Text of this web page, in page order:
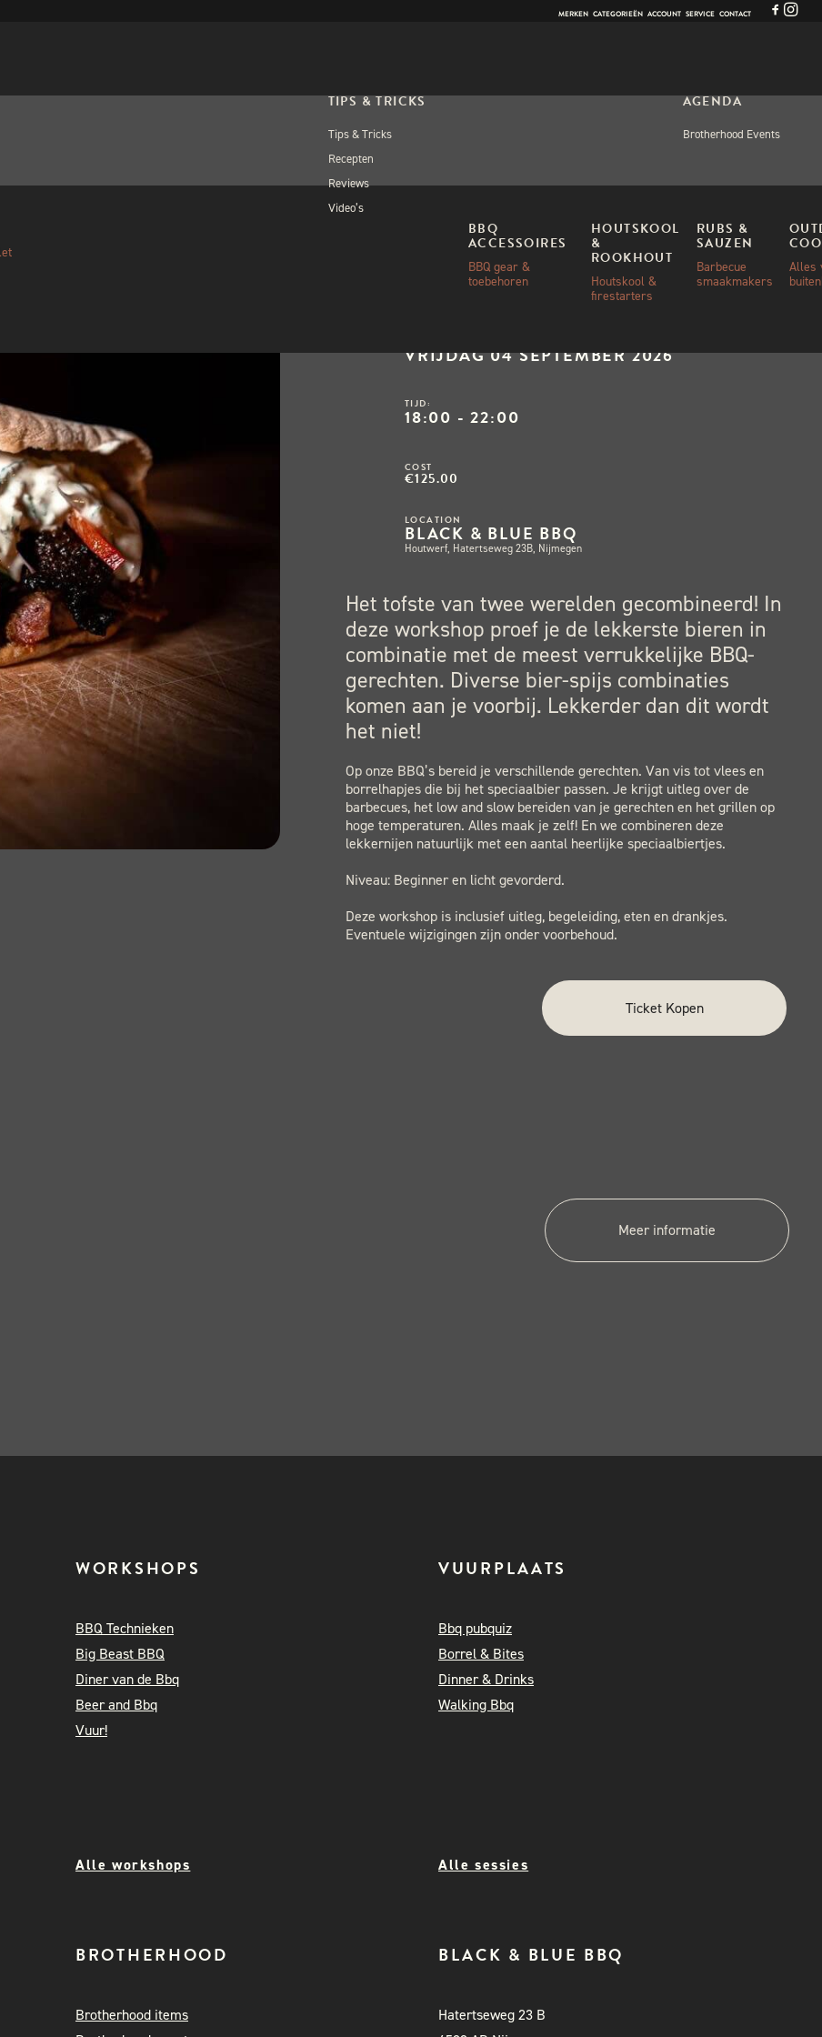
MERKEN CATEGORIEËN ACCOUNT SERVICE CONTACT
BBQ
ACCESSOIRES
BBQ gear &
toebehoren
HOUTSKOOL
&
ROOKHOUT
Houtskool &
firestarters
RUBS &
SAUZEN
Barbecue
smaakmakers
Alles
TIPS & TRICKS
Tips & Tricks
Recepten
Reviews
Video’s
AGENDA
Brotherhood Events
BEER & BBQ
VRIJDAG 04 SEPTEMBER 2026
TIJD:
18:00 - 22:00
COST
€125.00
LOCATION
BLACK & BLUE BBQ
Houtwerf, Hatertseweg 23B, Nijmegen
Het tofste van twee werelden gecombineerd! In
deze workshop proef je de lekkerste bieren in
combinatie met de meest verrukkelijke BBQ-
gerechten. Diverse bier-spijs combinaties
komen aan je voorbij. Lekkerder dan dit wordt
het niet!
Op onze BBQ’s bereid je verschillende gerechten. Van vis tot vlees en
borrelhapjes die bij het speciaalbier passen. Je krijgt uitleg over de
barbecues, het low and slow bereiden van je gerechten en het grillen op
hoge temperaturen. Alles maak je zelf! En we combineren deze
lekkernijen natuurlijk met een aantal heerlijke speciaalbiertjes.
Niveau: Beginner en licht gevorderd.
Deze workshop is inclusief uitleg, begeleiding, eten en drankjes.
Eventuele wijzigingen zijn onder voorbehoud.
Ticket Kopen
Meer informatie
WORKSHOPS
BBQ Technieken
Big Beast BBQ
Diner van de Bbq
Beer and Bbq
Vuur!
VUURPLAATS
Bbq pubquiz
Borrel & Bites
Dinner & Drinks
Walking Bbq
Alle workshops Alle sessies
BROTHERHOOD
Brotherhood items
BLACK & BLUE BBQ
Hatertseweg 23 B